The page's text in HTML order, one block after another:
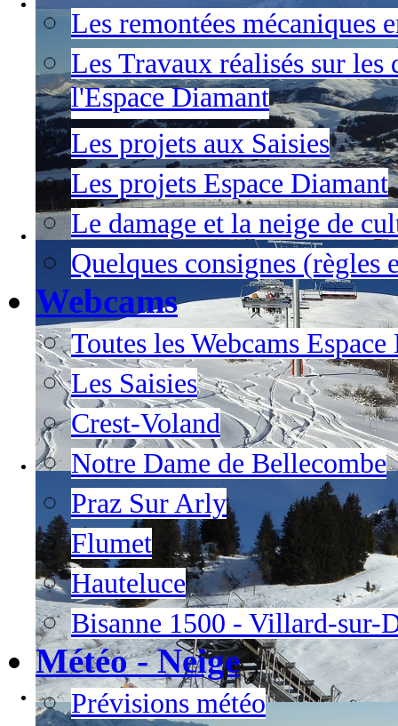
Les remontées mécaniques
Les Travaux réalisés sur les
l'Espace Diamant
Les projets aux Saisies
Les projets Espace Diamant
Le damage et la neige de
Quelques consignes (règles
Webcams
Toutes les Webcams
Les Saisies
Crest-Voland
Notre Dame de Bellecombe
Praz Sur Arly
Flumet
Hauteluce
Bisanne 1500 - Villard-sur-
Météo - Neige
Prévisions météo